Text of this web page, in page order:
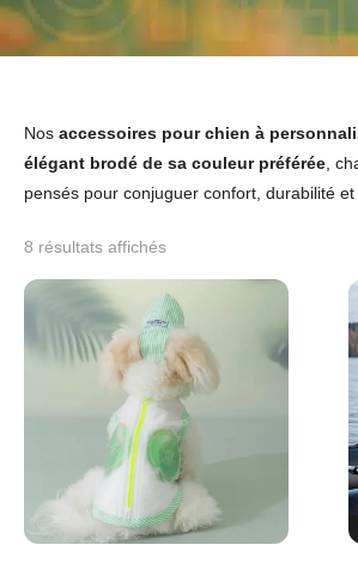
Nosaccessoires pour chien à
élégant brodé de sa couleur préférée,
pensés pour conjuguer confort, durabilité
8 résultats affichés